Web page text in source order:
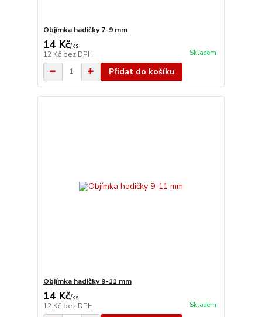
Objímka hadičky 7-9 mm
14 Kč/ks
12 Kč bez DPH Skladem
Přidat do košíku
Objímka hadičky 9-11 mm
14 Kč/ks
12 Kč bez DPH Skladem